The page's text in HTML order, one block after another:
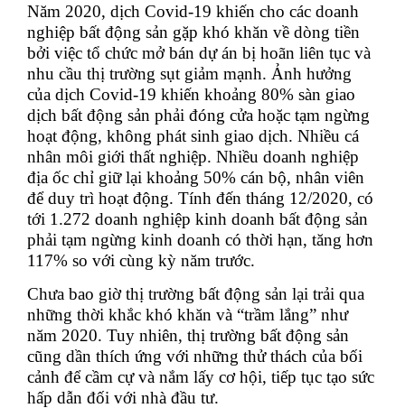
Năm 2020, dịch Covid-19 khiến cho các doanh
nghiệp bất động sản gặp khó khăn về dòng tiền
bởi việc tổ chức mở bán dự án bị hoãn liên tục và
nhu cầu thị trường sụt giảm mạnh. Ảnh hưởng
của dịch Covid-19 khiến khoảng 80% sàn giao
dịch bất động sản phải đóng cửa hoặc tạm ngừng
hoạt động, không phát sinh giao dịch. Nhiều cá
nhân môi giới thất nghiệp. Nhiều doanh nghiệp
địa ốc chỉ giữ lại khoảng 50% cán bộ, nhân viên
để duy trì hoạt động. Tính đến tháng 12/2020, có
tới 1.272 doanh nghiệp kinh doanh bất động sản
phải tạm ngừng kinh doanh có thời hạn, tăng hơn
117% so với cùng kỳ năm trước.
Chưa bao giờ thị trường bất động sản lại trải qua
những thời khắc khó khăn và “trầm lắng” như
năm 2020. Tuy nhiên, thị trường bất động sản
cũng dần thích ứng với những thử thách của bối
cảnh để cầm cự và nắm lấy cơ hội, tiếp tục tạo sức
hấp dẫn đối với nhà đầu tư.